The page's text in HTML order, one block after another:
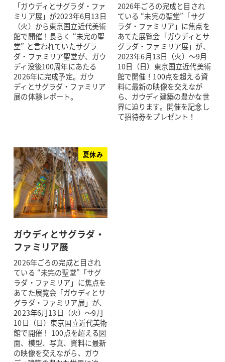
「ガウディとサグラダ・ファ
ミリア展」が2023年6月13日
（火）から東京国立近代美術
館で開催！長らく “未完の聖
堂” と言われていたサグラ
ダ・ファミリア聖堂が、ガウ
ディ没後100周年にあたる
2026年に完成予定。ガウ
ディとサグラダ・ファミリア
展の体験レポート。
2026年ごろの完成と目され
ている “未完の聖堂”「サグ
ラダ・ファミリア」に焦点を
あてた展覧会「ガウディとサ
グラダ・ファミリア展」が、
2023年6月13日（火）～9月
10日（日）東京国立近代美術
館で開催！100点を超える資
料に最新の映像を交えなが
ら、ガウディ建築の豊かな世
界に迫ります。開催を記念し
て招待券をプレゼント！
夏休み
ガウディとサグラダ・
ファミリア展
2026年ごろの完成と目され
ている “未完の聖堂”「サグ
ラダ・ファミリア」に焦点を
あてた展覧会「ガウディとサ
グラダ・ファミリア展」が、
2023年6月13日（火）～9月
10日（日）東京国立近代美術
館で開催！ 100点を超える図
面、模型、写真、資料に最新
の映像を交えながら、ガウ